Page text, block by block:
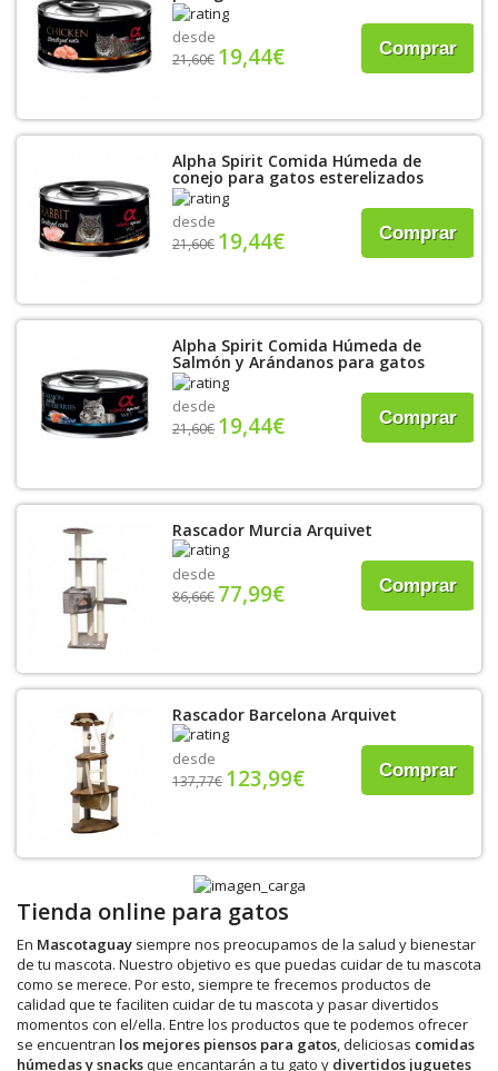
desde
21,60€ 19,44€ Comprar
Alpha Spirit Comida Húmeda de
conejo para gatos esterelizados
desde
21,60€ 19,44€ Comprar
Alpha Spirit Comida Húmeda de
Salmón y Arándanos para gatos
desde
21,60€ 19,44€ Comprar
Rascador Murcia Arquivet
desde
86,66€ 77,99€ Comprar
Rascador Barcelona Arquivet
desde
137,77€ 123,99€ Comprar
Tienda online para gatos
En Mascotaguay siempre nos preocupamos de la salud y bienestar
de tu mascota. Nuestro objetivo es que puedas cuidar de tu mascota
como se merece. Por esto, siempre te frecemos productos de
calidad que te faciliten cuidar de tu mascota y pasar divertidos
momentos con el/ella. Entre los productos que te podemos ofrecer
se encuentran los mejores piensos para gatos, deliciosas comidas
húmedas y snacksque encantarán a tu gato y divertidos juguetes